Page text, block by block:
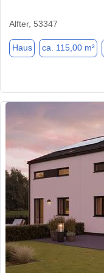
Alfter, 53347
Haus ca. 115,00 m²